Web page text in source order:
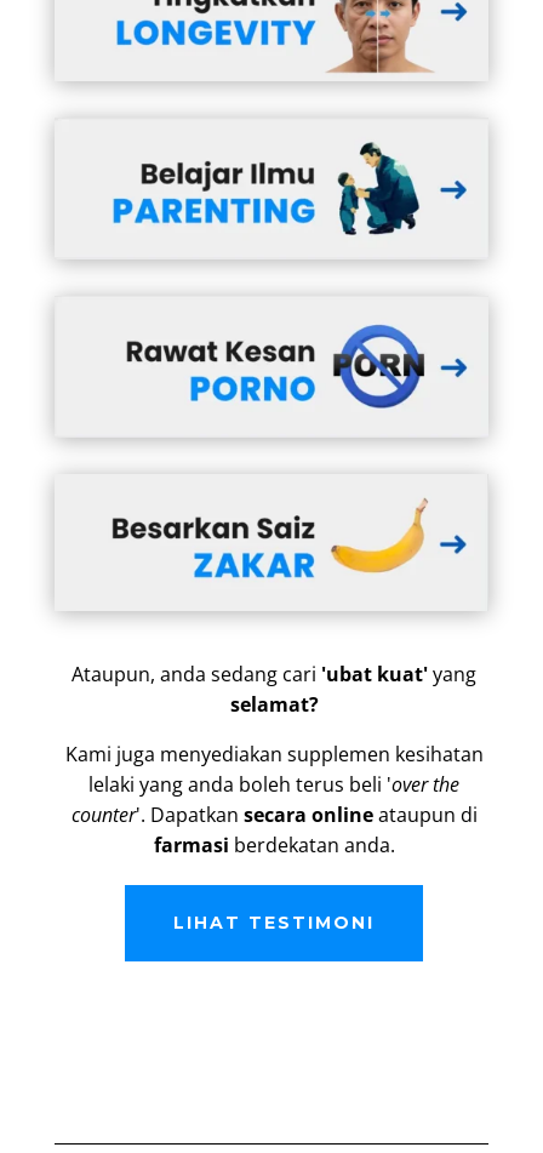
Ataupun, anda sedang cari 'ubat kuat'yang
selamat?
Kami juga menyediakan supplemen kesihatan
lelaki yang anda boleh terus beli 'over the
counter'. Dapatkan secara onlineataupun di
farmasi berdekatan anda.
LIHAT TESTIMONI